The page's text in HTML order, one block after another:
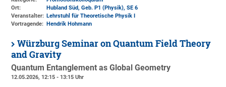
Ort:
Hubland Süd, Geb. P1 (Physik), SE 6
Veranstalter: Lehrstuhl für Theoretische Physik I
Vortragende: Hendrik Hohmann
Würzburg Seminar on Quantum Field Theory
and Gravity
Quantum Entanglement as Global Geometry
12.05.2026, 12:15 - 13:15 Uhr